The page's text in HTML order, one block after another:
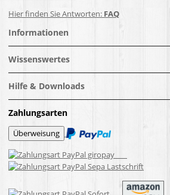
Hier finden Sie Antworten: FAQ
Informationen
Wissenswertes
Hilfe & Downloads
Zahlungsarten